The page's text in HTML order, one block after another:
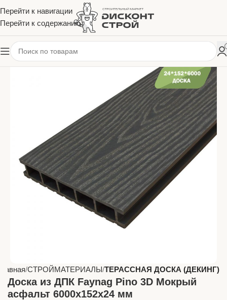
Перейти к навигации
Перейти к содержанию
СТРОЙМАТЕРИАЛЫ ТЕРАССНАЯ ДОСКА (ДЕКИНГ)
Доска из ДПК Faynag Pino 3D Мокрый
асфальт 6000х152х24 мм